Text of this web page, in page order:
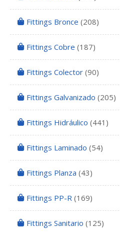
Fittings Bronce (208)
Fittings Cobre (187)
Fittings Colector (90)
Fittings Galvanizado (205)
Fittings Hidráulico (441)
Fittings Laminado (54)
Fittings Planza (43)
Fittings PP-R (169)
Fittings Sanitario (125)